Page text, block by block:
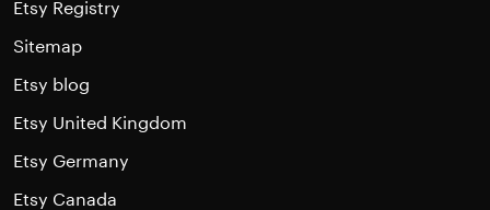
Etsy Registry
Sitemap
Etsy blog
Etsy United Kingdom
Etsy Germany
Etsy Canada